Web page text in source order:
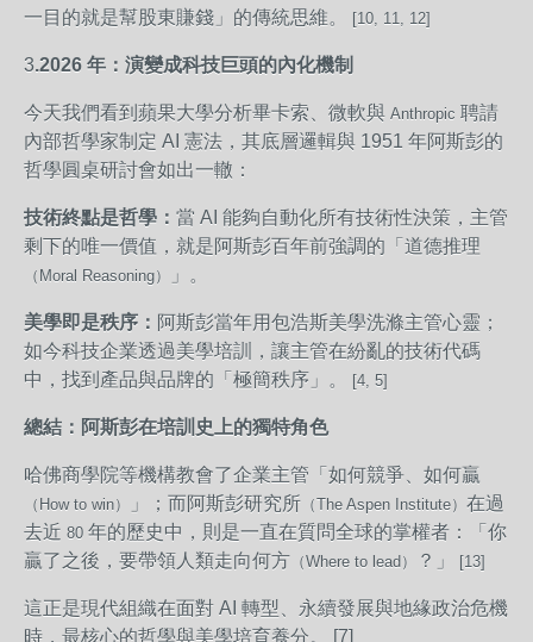
一目的就是幫股東賺錢」的傳統思維。
[10, 11, 12]
3.2026 年：演變成科技巨頭的內化機制
今天我們看到蘋果大學分析畢卡索、微軟與 Anthropic 聘請
內部哲學家制定 AI 憲法，其底層邏輯與 1951 年阿斯彭的
哲學圓桌研討會如出一轍：
技術終點是哲學： 當 AI 能夠自動化所有技術性決策，主管
剩下的唯一價值，就是阿斯彭百年前強調的「道德推理
（Moral Reasoning） 」。
美學即是秩序： 阿斯彭當年用包浩斯美學洗滌主管心靈；
如今科技企業透過美學培訓，讓主管在紛亂的技術代碼
中，找到產品與品牌的「極簡秩序」。
[4, 5]
總結：阿斯彭在培訓史上的獨特角色
哈佛商學院等機構教會了企業主管「如何競爭、如何贏
（How to win） 」；而阿斯彭研究所 （The Aspen Institute） 在過
去近 80 年的歷史中，則是一直在質問全球的掌權者：「你
贏了之後，要帶領人類走向何方 （Where to lead） ？」 [13]
這正是現代組織在面對 AI 轉型、永續發展與地緣政治危機
時，最核心的哲學與美學培育養分。
[7]